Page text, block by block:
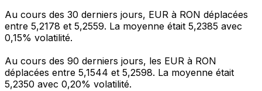
Au cours des 30 derniers jours, EUR à RON déplacées
entre 5,2178 et 5,2559. La moyenne était 5,2385 avec
0,15% volatilité.
Au cours des 90 derniers jours, les EUR à RON
déplacées entre 5,1544 et 5,2598. La moyenne était
5,2350 avec 0,20% volatilité.